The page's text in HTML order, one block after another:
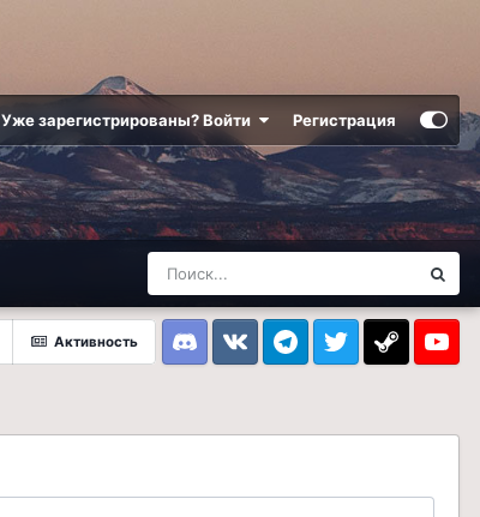
Уже зарегистрированы? Войти Регистрация
Активность
DiscordVK TelegramTwitter Steam